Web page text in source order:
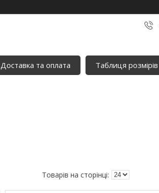
Доставка та оплата Таблиця розмірів